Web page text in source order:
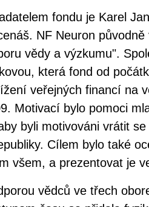
fondu je Karel
NF Neuron
vědy a výzkumu".
která fond od
veřejných financí na
Motivací bylo pomoci
byli motivováni vrátit
Cílem bylo také
všem, a prezentovat je
vědců ve třech